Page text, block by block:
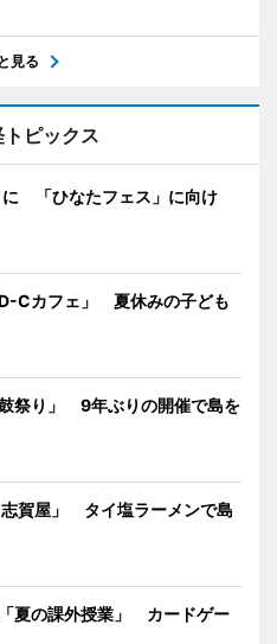
見る
ピックス
に 「ひなたフェス」に向け
Cカフェ」 夏休みの子ども
祭り」 9年ぶりの開催で島を
賀屋」 タイ塩ラーメンで島
夏の課外授業」 カードゲー